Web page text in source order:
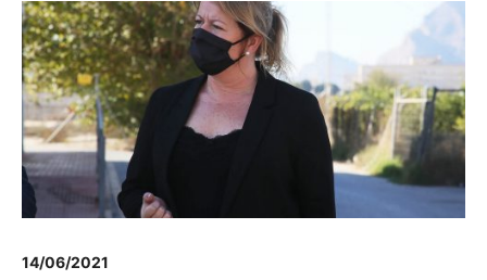
14/06/2021